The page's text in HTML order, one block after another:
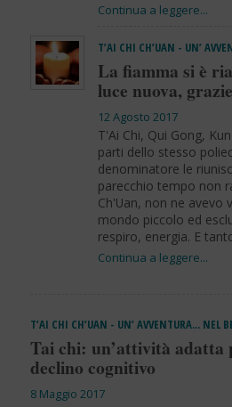
T’AI CHI CH’UAN - UN’
La fiamma si è
luce nuova,
12 Agosto 2017
T'Ai Chi, Qui Gong,
parti dello stesso
denominatore le
parecchio tempo non
Ch'Uan, non ne avevo
mondo piccolo ed
respiro, energia. E
T’AI CHI CH’UAN - UN’ AVVENTURA… NEL
Tai chi: un’attività
declino cognitivo
8 Maggio 2017